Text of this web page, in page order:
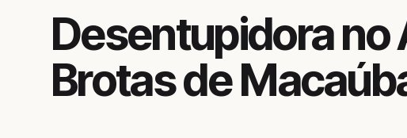
Desentupidora no
Brotas de